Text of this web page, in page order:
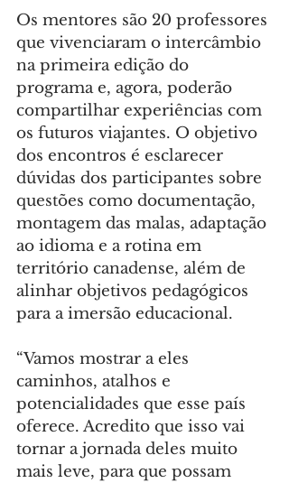
Os mentores são 20 professores
que vivenciaram o intercâmbio
na primeira edição do
programa e, agora, poderão
compartilhar experiências com
os futuros viajantes. O objetivo
dos encontros é esclarecer
dúvidas dos participantes sobre
questões como documentação,
montagem das malas, adaptação
ao idioma e a rotina em
território canadense, além de
alinhar objetivos pedagógicos
para a imersão educacional.
“Vamos mostrar a eles
caminhos, atalhos e
potencialidades que esse país
oferece. Acredito que isso vai
tornar a jornada deles muito
mais leve, para que possam